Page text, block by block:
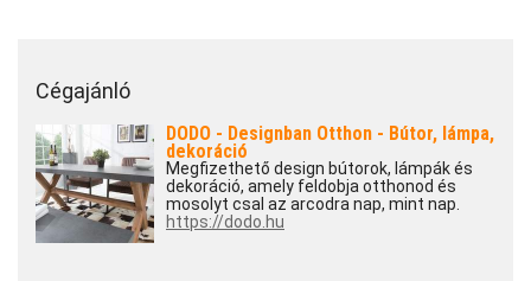
Cégajánló
DODO - Designban Otthon - Bútor, lámpa,
dekoráció
Megfizethető design bútorok, lámpák és
dekoráció, amely feldobja otthonod és
mosolyt csal az arcodra nap, mint nap.
https://dodo.hu